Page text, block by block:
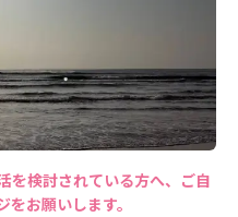
を検討されている方へ、ご自
お願いします。